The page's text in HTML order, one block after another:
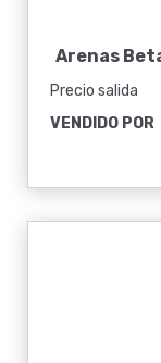
Arenas
Precio salida
VENDIDO POR